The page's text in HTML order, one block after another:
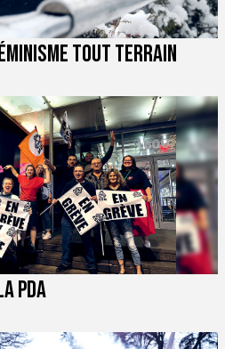
tout terrain
PDA